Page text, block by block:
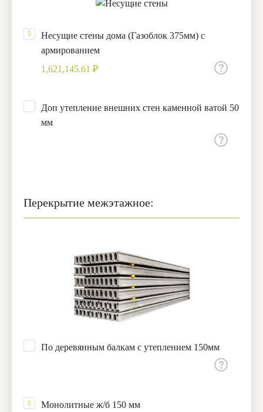
Несущие стены дома (Газоблок 375мм) с
армированием
1,621,145.61 ₽
Доп утепление внешних стен каменной ватой 50
мм
Перекрытие межэтажное:
По деревянным балкам с утеплением 150мм
Монолитные ж/б 150 мм